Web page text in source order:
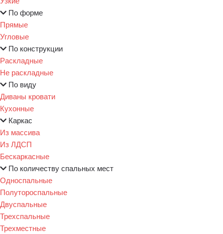
По форме
Прямые
Угловые
По конструкции
Раскладные
Не раскладные
По виду
Диваны кровати
Кухонные
Каркас
Из массива
Из ЛДСП
Бескаркасные
По количеству спальных мест
Односпальные
Полутороспальные
Двуспальные
Трехспальные
Трехместные